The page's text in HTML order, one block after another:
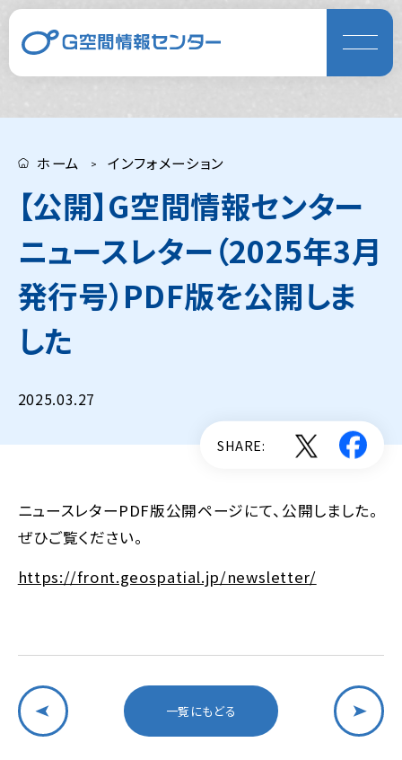
ホーム インフォメーション
【公開】G空間情報センター
ニュースレター（2025年3月
発行号）PDF版を公開しま
した
2025.03.27
SHARE:
ニュースレターPDF版公開ページにて、公開しました。
ぜひご覧ください。
https://front.geospatial.jp/newsletter/
一覧にもどる